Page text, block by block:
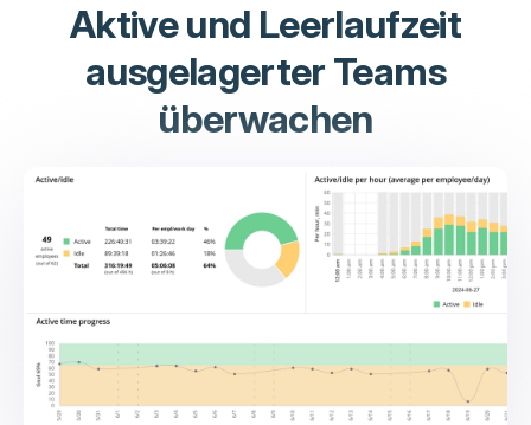
Aktive und Leerlaufzeit
ausgelagerter Teams
überwachen